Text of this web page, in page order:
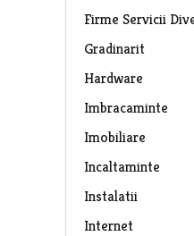
Firme Servicii
Gradinarit
Hardware
Imbracaminte
Imobiliare
Incaltaminte
Instalatii
Internet